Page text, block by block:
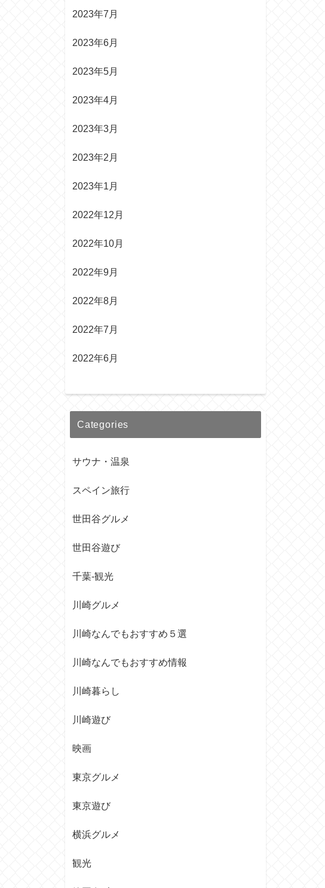
2023年7月
2023年6月
2023年5月
2023年4月
2023年3月
2023年2月
2023年1月
2022年12月
2022年10月
2022年9月
2022年8月
2022年7月
2022年6月
Categories
サウナ・温泉
スペイン旅行
世田谷グルメ
世田谷遊び
千葉-観光
川崎グルメ
川崎なんでもおすすめ５選
川崎なんでもおすすめ情報
川崎暮らし
川崎遊び
映画
東京グルメ
東京遊び
横浜グルメ
観光